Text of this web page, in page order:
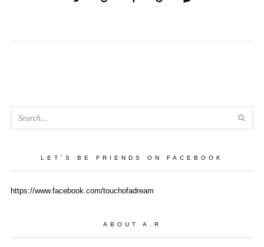
LET`S BE FRIENDS ON FACEBOOK
https://www.facebook.com/touchofadream
ABOUT A.R